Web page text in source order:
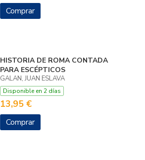
Comprar
HISTORIA DE ROMA CONTADA
PARA ESCÉPTICOS
GALAN, JUAN ESLAVA
Disponible en 2 días
13,95 €
Comprar